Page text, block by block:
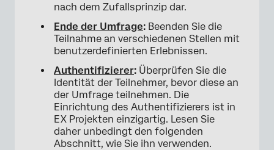
nach dem Zufallsprinzip dar.
Ende der Umfrage: Beenden Sie die
Teilnahme an verschiedenen Stellen mit
benutzerdefinierten Erlebnissen.
Authentifizierer: Überprüfen Sie die
Identität der Teilnehmer, bevor diese an
der Umfrage teilnehmen. Die
Einrichtung des Authentifizierers ist in
EX Projekten einzigartig. Lesen Sie
daher unbedingt den folgenden
Abschnitt, wie Sie ihn verwenden.